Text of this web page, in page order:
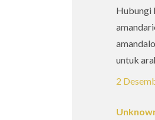
Hubungi
untuk
2